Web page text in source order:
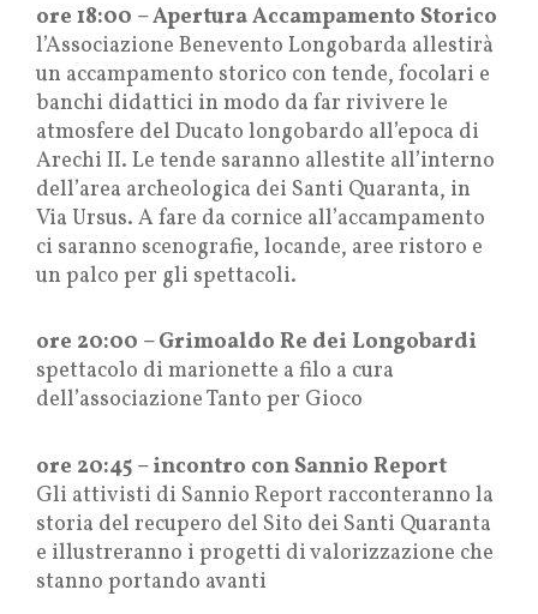
ore 18:00 – Apertura Accampamento Storico
l’Associazione Benevento Longobarda allestirà
un accampamento storico con tende, focolari e
banchi didattici in modo da far rivivere le
atmosfere del Ducato longobardo all’epoca di
Arechi II. Le tende saranno allestite all’interno
dell’area archeologica dei Santi Quaranta, in
Via Ursus. A fare da cornice all’accampamento
ci saranno scenografie, locande, aree ristoro e
un palco per gli spettacoli.
ore 20:00 – Grimoaldo Re dei Longobardi
spettacolo di marionette a filo a cura
dell’associazione Tanto per Gioco
ore 20:45 – incontro con Sannio Report
Gli attivisti di Sannio Report racconteranno la
storia del recupero del Sito dei Santi Quaranta
e illustreranno i progetti di valorizzazione che
stanno portando avanti